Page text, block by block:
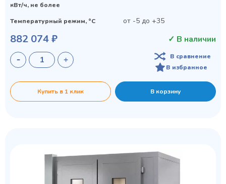
кВт/ч, не более
Температурный режим, °C от -5 до +35
882 074 ₽ ✓ В наличии
В сравнение
В избранное
Купить в 1 клик В корзину